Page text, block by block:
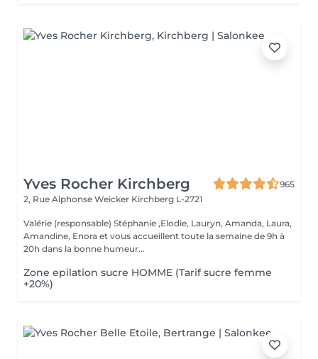
Yves Rocher Kirchberg
965
2, Rue Alphonse Weicker Kirchberg L-2721
Valérie (responsable) Stéphanie ,Elodie, Lauryn, Amanda, Laura,
Amandine, Enora et vous accueillent toute la semaine de 9h à
20h dans la bonne humeur...
Zone epilation sucre HOMME (Tarif sucre femme
+20%)